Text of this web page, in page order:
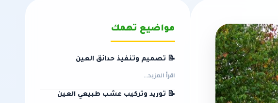
مواضيع تهمك
📝 تصميم وتنفيذ حدائق العين
اقرأ المزيد...
📝 توريد وتركيب عشب طبيعي العين